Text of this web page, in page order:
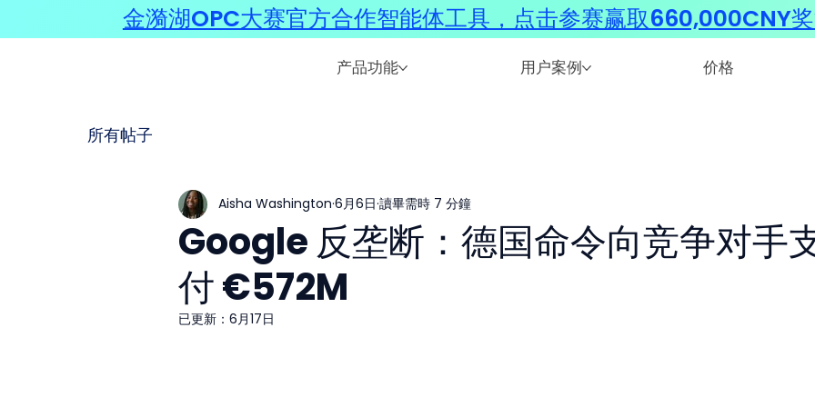
产品功能 用户案例 价格
所有帖子
Google 反垄断：德国命令向竞争对手
付 €572M
Aisha Washington 6月6日 讀畢需時 7 分鐘
已更新： 6月17日
金漪湖OPC大赛官方合作智能体工具，点击参赛赢取660,000CNY